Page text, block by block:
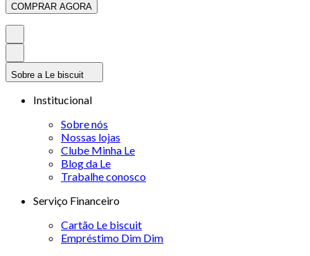
COMPRAR AGORA
Sobre a Le biscuit
Institucional
Sobre nós
Nossas lojas
Clube Minha Le
Blog da Le
Trabalhe conosco
Serviço Financeiro
Cartão Le biscuit
Empréstimo Dim Dim